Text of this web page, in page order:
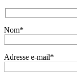
Nom*
Adresse e-mail*